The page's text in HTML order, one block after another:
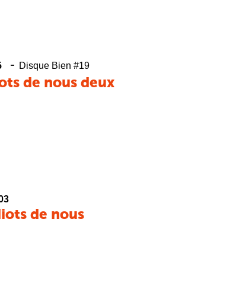
- Disque Bien #19
de nous deux
de nous